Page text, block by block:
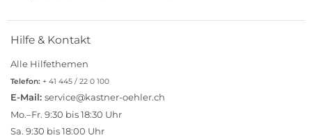
Hilfe & Kontakt
Alle Hilfethemen
Telefon: + 41 445 / 22 0 100
E-Mail: service@kastner-oehler.ch
Mo.–Fr. 9:30 bis 18:30 Uhr
Sa. 9:30 bis 18:00 Uhr